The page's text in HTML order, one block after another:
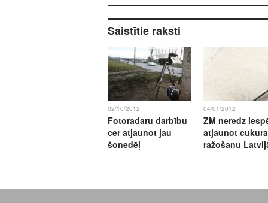
Saistītie raksti
02/10/2012
Fotoradaru darbību
cer atjaunot jau
šonedēļ
04/01/2012
ZM neredz
atjaunot cukura
ražošanu